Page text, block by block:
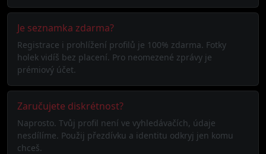
Je seznamka zdarma?
Registrace i prohlížení profilů je 100% zdarma. Fotky
holek vidíš bez placení. Pro neomezené zprávy je
prémiový účet.
Zaručujete diskrétnost?
Naprosto. Tvůj profil není ve vyhledávačích, údaje
nesdílíme. Použij přezdívku a identitu odkryj jen komu
chceš.